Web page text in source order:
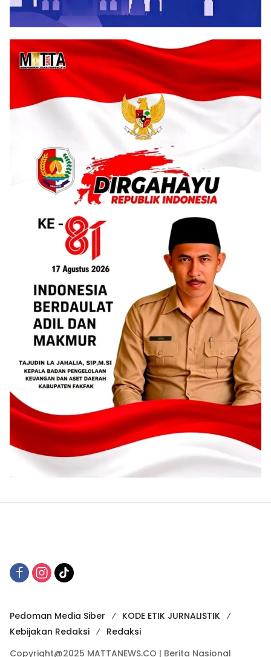
Pedoman Media Siber
KODE ETIK JURNALISTIK
Kebijakan Redaksi
Redaksi
Copyright@2025 MATTANEWS.CO | Berita Nasional